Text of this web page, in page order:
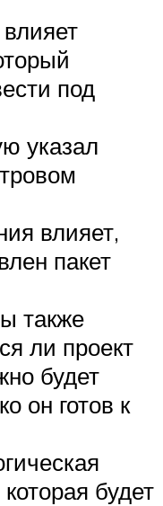
под
указал
влияет,
пакет
также
ли проект
будет
он готов к
будет